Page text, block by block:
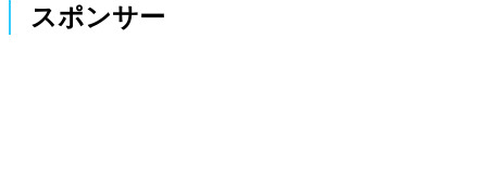
スポンサー